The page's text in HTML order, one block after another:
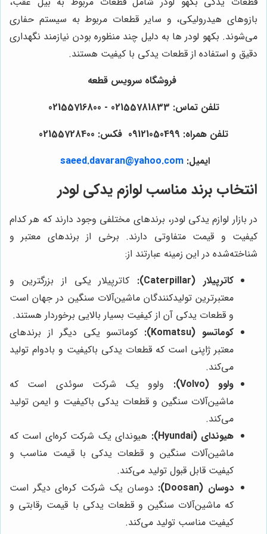
بازوهای هیدرولیکی، و سایر قطعات مربوط به سیستم حفاری
می‌شوند. بکهو لودر ها به دلیل چند منظوره بودن نیازمند نگهداری
دقیق و استفاده از قطعات یدکی با کیفیت هستند.
فروشگاه سرویس قطعه
تلفن تماس: 02155781833 - 02155716800
تلفن همراه: 09121050499 فکس: 02155728400
ایمیل: saeed.davaran@yahoo.com
انتخاب برند مناسب لوازم یدکی لودر
در بازار لوازم یدکی لودر، برندهای مختلفی وجود دارند که هر کدام
کیفیت و قیمت متفاوتی دارند. برخی از برندهای معتبر و
شناخته‌شده در این زمینه عبارتند از:
کاترپیلار (Caterpillar):
کاترپیلار یکی از بزرگترین و
معتبرترین تولیدکنندگان ماشین‌آلات سنگین در جهان است
و قطعات یدکی آن از کیفیت بسیار بالایی برخوردار هستند.
کوماتسو (Komatsu):
کوماتسو یکی دیگر از برندهای
معتبر ژاپنی است که قطعات یدکی باکیفیت و بادوام تولید
می‌کند.
ولوو (Volvo):
ولوو یک شرکت سوئدی است که
ماشین‌آلات سنگین و قطعات یدکی باکیفیت و ایمن تولید
می‌کند.
هیوندای (Hyundai):
هیوندای یک شرکت کره‌ای است که
ماشین‌آلات سنگین و قطعات یدکی با قیمت مناسب و
کیفیت قابل قبول تولید می‌کند.
دوسان (Doosan):
دوسان یک شرکت کره‌ای دیگر است
که ماشین‌آلات سنگین و قطعات یدکی با قیمت رقابتی و
کیفیت مناسب تولید می‌کند.